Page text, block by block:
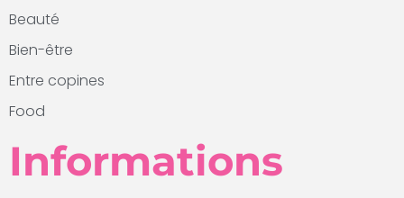
Beauté
Bien-être
Entre copines
Food
Informations